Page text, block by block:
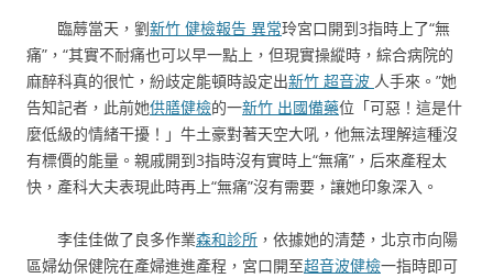
臨蓐當天，劉新竹 健檢報告 異常玲宮口開到3指時上了“無
痛”，“其實不耐痛也可以早一點上，但現實操縱時，綜合病院的
麻醉科真的很忙，紛歧定能頓時設定出新竹 超音波 人手來。”她
告知記者，此前她供膳健檢的一新竹 出國備藥位「可惡！這是什
麼低級的情緒干擾！」牛土豪對著天空大吼，他無法理解這種沒
有標價的能量。親戚開到3指時沒有實時上“無痛”，后來產程太
快，產科大夫表現此時再上“無痛”沒有需要，讓她印象深入。
李佳佳做了良多作業森和診所 ，依據她的清楚，北京市向陽
區婦幼保健院在產婦進進產程，宮口開至超音波健檢一指時即可